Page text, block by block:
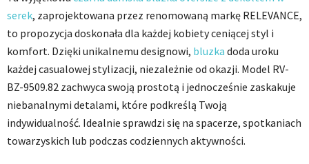
serek, zaprojektowana przez renomowaną markę RELEVANCE,
to propozycja doskonała dla każdej kobiety ceniącej styl i
komfort. Dzięki unikalnemu designowi, bluzka doda uroku
każdej casualowej stylizacji, niezależnie od okazji. Model RV-
BZ-9509.82 zachwyca swoją prostotą i jednocześnie zaskakuje
niebanalnymi detalami, które podkreślą Twoją
indywidualność. Idealnie sprawdzi się na spacerze, spotkaniach
towarzyskich lub podczas codziennych aktywności.